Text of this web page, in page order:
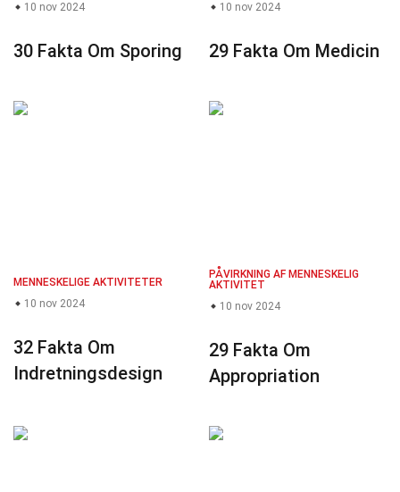
10 nov 2024
30 Fakta Om Sporing
10 nov 2024
29 Fakta Om Medicin
MENNESKELIGE AKTIVITETER
10 nov 2024
32 Fakta Om
Indretningsdesign
PÅVIRKNING AF MENNESKELIG
AKTIVITET
10 nov 2024
29 Fakta Om
Appropriation